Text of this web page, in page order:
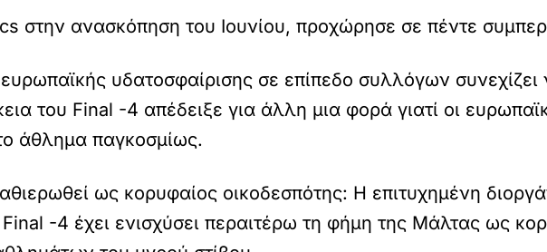
στην ανασκόπηση του Ιουνίου, προχώρησε σε πέντε
υδατοσφαίρισης σε επίπεδο συλλόγων
του Final -4 απέδειξε για άλλη μια φορά γιατί οι
άθλημα παγκοσμίως.
ως κορυφαίος οικοδεσπότης: Η επιτυχημένη
-4 έχει ενισχύσει περαιτέρω τη φήμη της Μάλτας ως